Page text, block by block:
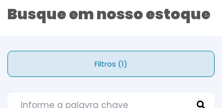
Busque em nosso estoque
Filtros (1)